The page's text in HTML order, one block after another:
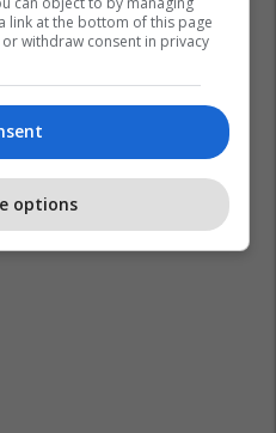
link at the bottom of this page
withdraw consent in privacy
options